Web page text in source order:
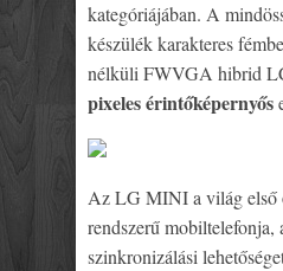
kategóriájában. A
készülék karakteres
nélküli FWVGA hibrid
pixeles érintőképernyős
Az LG MINI a világ első
rendszerű mobiltelefonja,
szinkronizálási